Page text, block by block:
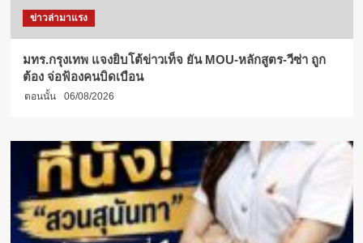
ข่าวล่ามาแรง
มทร.กรุงเทพ แจงยิบโต้ข่าวเท็จ ยัน MOU-หลักสูตร-วีซ่า ถูก
ต้อง จ่อฟ้องคนบิดเบือน
ตอนนั้น 06/08/2026